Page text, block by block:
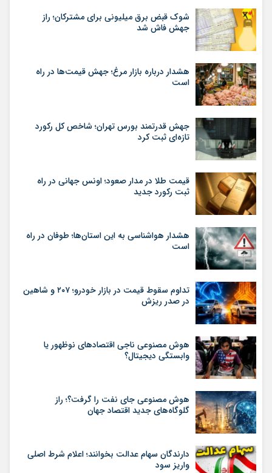
شوک قبض برق میلیونی برای مشترکان؛ راز
جهش فاش شد
هشدار درباره بازار مرغ؛ جهش قیمت‌ها در راه
است
جهش قدرتمند بورس تهران؛ شاخص کل رکورد
تازه‌ای ثبت کرد
قیمت طلا در مدار صعود؛ اونس جهانی در راه
ثبت رکورد جدید
هشدار هواشناسی به این استان‌ها؛ طوفان در راه
است
تداوم سقوط قیمت در بازار خودرو؛ ۲۰۷ و شاهین
در صدر ریزش
هوش مصنوعی ناجی اقتصادهای نوظهور یا
وابستگی دیجیتال؟
هوش مصنوعی جای نفت را گرفت؟؛ راز
گلوگاه‌های جدید اقتصاد جهان
دارندگان سهام عدالت بخوانند؛ اعلام شرط اصلی
واریز سود